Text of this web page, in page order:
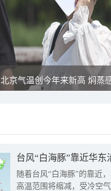
北京气温创今年来新高 焖蒸
台风“白海豚”靠近华
随着台风“白海豚”的靠近
高温范围将缩减，受冷空